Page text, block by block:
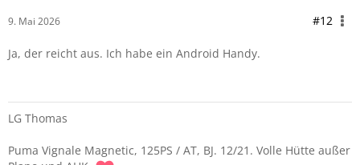
9. Mai 2026 #12
Ja, der reicht aus. Ich habe ein Android Handy.
LG Thomas
Puma Vignale Magnetic, 125PS / AT, BJ. 12/21. Volle Hütte außer